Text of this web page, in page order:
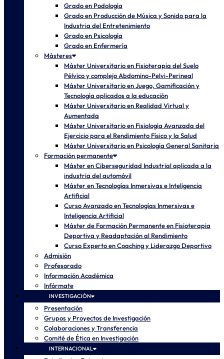
Grado en Podología
Grado en Producción de Música y Sonido para la
Industria del Entretenimiento
Grado en Psicología
Grado en Enfermería
Másteres
Máster Universitario en Fisioterapia del Suelo
Pélvico y complejo Abdomino-Pelvi-Perineal
Máster Universitario en Juego, Gamificación y
Tecnología aplicados a la educación
Máster Universitario en Realidad Virtual y
Aumentada
Máster Universitario en Fisiología Avanzada del
Ejercicio para el Rendimiento Físico y la Salud
Máster Universitario en Psicología General Sanitaria
Formación permanente
Máster en Ciberseguridad Industrial aplicada a la
industria del automóvil
Máster en Tecnologías Inmersivas e Inteligencia
Artificial
Curso Avanzado en Tecnologías Inmersivas e
Inteligencia Artificial
Máster de Formación Permanente en Fisioterapia
Deportiva y Readaptación al Rendimiento
Curso Experto en Coaching y Liderazgo Deportivo
Admisión
Profesorado
Información Académica
Infórmate
INVESTIGACIÓN
Presentación
Grupos y Proyectos de Investigación
Colaboraciones y Transferencia
Comité de Ética en Investigación
INTERNACIONAL